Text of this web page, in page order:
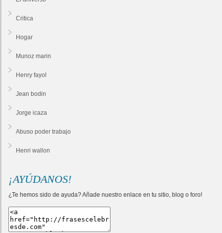
Critica
Hogar
Munoz marin
Henry fayol
Jean bodin
Jorge icaza
Abuso poder trabajo
Henri wallon
¡AYÚDANOS!
¿Te hemos sido de ayuda? Añade nuestro enlace en tu sitio, blog o foro!